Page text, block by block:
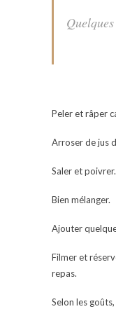
Peler et râper
Arroser de jus
Saler et poivrer.
Bien mélanger.
Ajouter
Filmer et
repas.
Selon les